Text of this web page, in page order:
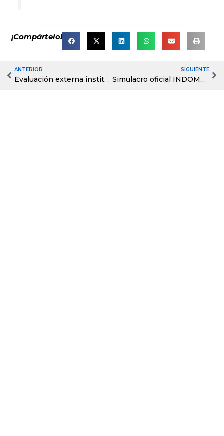
¡Compártelo!
Prev
ANTERIOR
Evaluación externa institucional como apoyo al proceso de certificación Cambridge
SIGUIENTE
Simulacro oficial INDOMUN 2026